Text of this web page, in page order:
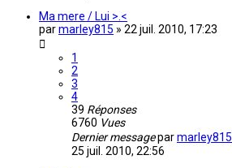
Ma mere / Lui >.<
parmarley815 » 22 juil. 2010, 17:23
1
2
3
4
39 Réponses
6760 Vues
Dernier messageparmarley815
25 juil. 2010, 22:56